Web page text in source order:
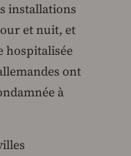
installations
et nuit, et
hospitalisée
ont
à